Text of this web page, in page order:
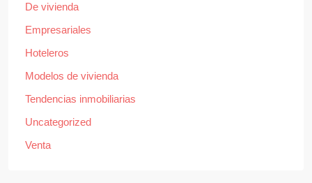
De vivienda
Empresariales
Hoteleros
Modelos de vivienda
Tendencias inmobiliarias
Uncategorized
Venta